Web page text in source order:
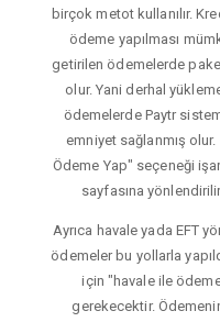
birçok metot kullanılır.
ödeme yapılması
getirilen ödemelerde
olur. Yani derhal
ödemelerde Paytr
emniyet sağlanmış
Ödeme Yap" seçeneği
sayfasına
Ayrıca havale yada EFT
ödemeler bu yollarla
için "havale ile
gerekecektir.